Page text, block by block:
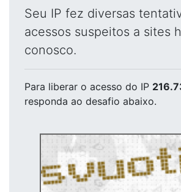
Seu IP fez diversas
acessos suspeitos a sites
conosco.
Para liberar o acesso do IP
responda ao desafio abaixo.